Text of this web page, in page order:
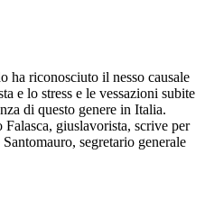
ha riconosciuto il nesso causale
e lo stress e le vessazioni subite
di questo genere in Italia.
giuslavorista, scrive per
segretario generale